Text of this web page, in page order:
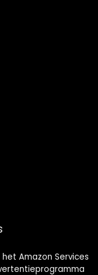
Amazon Services